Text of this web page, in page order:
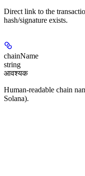
Direct link to the
hash/signature exists.
chainName
string
आवश्यक
Human-readable chain
Solana).